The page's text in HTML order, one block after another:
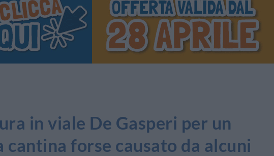
in viale De Gasperi per un
cantina forse causato da alcuni